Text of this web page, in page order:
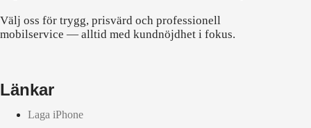
Välj oss för trygg, prisvärd och professionell
mobilservice — alltid med kundnöjdhet i fokus.
Länkar
Laga iPhone